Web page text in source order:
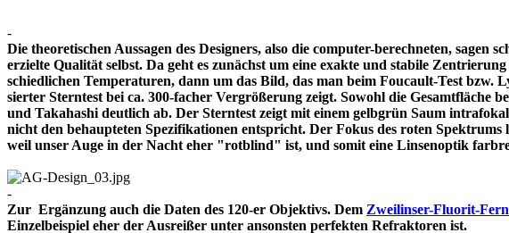
-
Die theoretischen Aussagen des Designers, also die computer-berechneten, sagen
erzielte Qualität selbst. Da geht es zunächst um eine exakte und stabile
schiedlichen Temperaturen, dann um das Bild, das man beim Foucault-Test bzw.
sierter Sterntest bei ca. 300-facher Vergrößerung zeigt. Sowohl die Gesamtfläche
und Takahashi deutlich ab. Der Sterntest zeigt mit einem gelbgrün Saum
nicht den behaupteten Spezifikationen entspricht. Der Fokus des roten
weil unser Auge in der Nacht eher "rotblind" ist, und somit eine Linsenoptik
-
Zur Ergänzung auch die Daten des 120-er Objektivs. Dem Zweilinser-Fluorit-
Einzelbeispiel eher der Ausreißer unter ansonsten perfekten Refraktoren